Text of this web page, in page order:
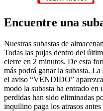
Encuentre una
Nuestras subastas de
Todas las pujas dentro del
cierre en 2 minutos. De esta
más podrá ganar la subasta.
el aviso “VENDIDO”
modo la subasta ha entrado en
perdidas han sido eliminadas
inquilino paga los atrasos antes